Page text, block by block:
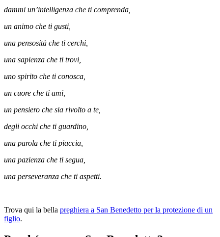
dammi un’intelligenza che ti comprenda,
un animo che ti gusti,
una pensosità che ti cerchi,
una sapienza che ti trovi,
uno spirito che ti conosca,
un cuore che ti ami,
un pensiero che sia rivolto a te,
degli occhi che ti guardino,
una parola che ti piaccia,
una pazienza che ti segua,
una perseveranza che ti aspetti.
Trova qui la bella preghiera a San Benedetto per la protezione di un
figlio.